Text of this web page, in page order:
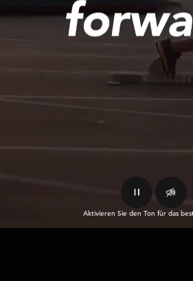
Aktivieren Sie den Ton für das